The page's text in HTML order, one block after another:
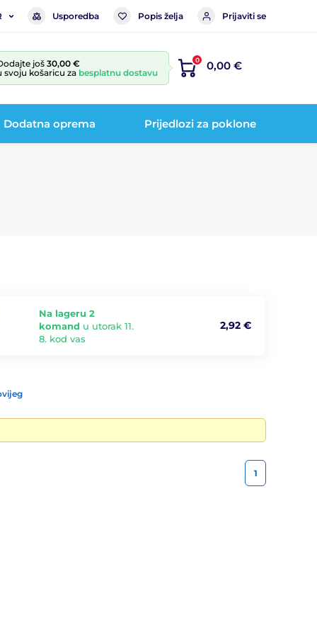
Usporedba Popis želja Prijaviti se
još30,00 €
svoju košaricu za besplatnu dostavu
0 0,00 €
Dodatna oprema Prijedlozi za poklone
Na lageru 2
komand u utorak 11.
8. kod vas
2,92 €
1